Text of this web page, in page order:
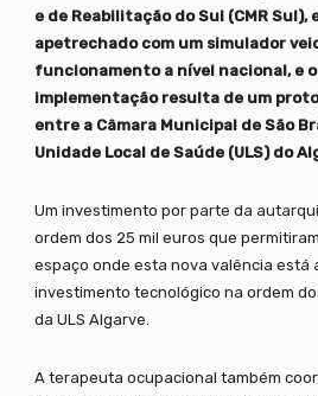
e de Reabilitação do Sul (CMR Sul),
apetrechado com um simulador
funcionamento a nível nacional, e
implementação resulta de um
entre a Câmara Municipal de São
Unidade Local de Saúde (ULS) do
Um investimento por parte da
ordem dos 25 mil euros que
espaço onde esta nova valência está
investimento tecnológico na ordem
da ULS Algarve.
A terapeuta ocupacional também